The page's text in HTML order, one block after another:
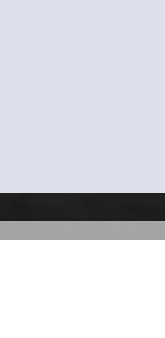
MT European Open Days